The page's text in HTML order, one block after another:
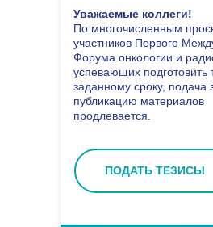
Уважаемые коллеги!
По многочисленным
участников Первого
Форума онкологии и
успевающих подготовить
заданному сроку, подача
публикацию материалов
продлевается.
ПОДАТЬ ТЕЗИСЫ